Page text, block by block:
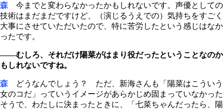
森 今までと変わらなかったかもしれないです。声優としての
技術はまだまだですけど、（演じるうえでの）気持ちをすごく
大事にさせていただいたので、特に苦労したという感じはなか
ったです。
――むしろ、それだけ陽菜がはまり役だったということなのか
もしれないですね。
森
どうなんでしょう？ ただ、新海さんも「陽菜はこういう
女のコだ」っていうイメージがあらかじめ固まっていなかった
そうで、わたしに決まったときに、「七菜ちゃんだったら、陽